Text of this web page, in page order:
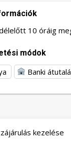
kezelése
10 óráig
módok
Banki